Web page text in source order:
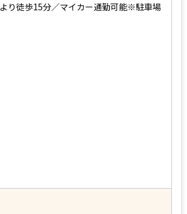
り徒歩15分／マイカー通勤可能※駐車場